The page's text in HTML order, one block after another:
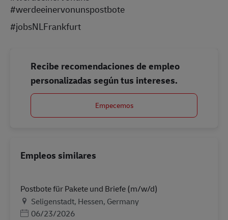
#werdeeinervonunspostbote
#jobsNLFrankfurt
Recibe recomendaciones de empleo
personalizadas según tus intereses.
Empecemos
Empleos similares
Postbote für Pakete und Briefe (m/w/d)
Ubicación
Seligenstadt, Hessen, Germany
Posted Date
06/23/2026